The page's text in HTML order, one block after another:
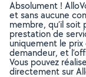
Absolument !
et sans aucune
membre, qu’il soit
prestation de
uniquement le
demandeur, et
Vous pouvez
directement sur